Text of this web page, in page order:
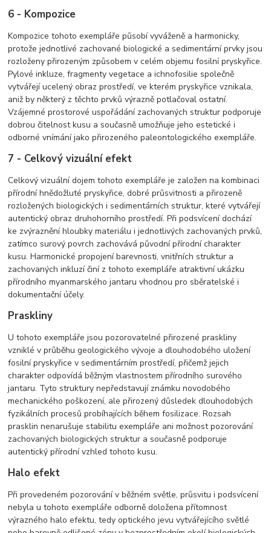
6 - Kompozice
Kompozice tohoto exempláře působí vyváženě a harmonicky,
protože jednotlivé zachované biologické a sedimentární prvky jsou
rozloženy přirozeným způsobem v celém objemu fosilní pryskyřice.
Pylové inkluze, fragmenty vegetace a ichnofosilie společně
vytvářejí ucelený obraz prostředí, ve kterém pryskyřice vznikala,
aniž by některý z těchto prvků výrazně potlačoval ostatní.
Vzájemné prostorové uspořádání zachovaných struktur podporuje
dobrou čitelnost kusu a současně umožňuje jeho estetické i
odborné vnímání jako přirozeného paleontologického exempláře.
7 - Celkový vizuální efekt
Celkový vizuální dojem tohoto exempláře je založen na kombinaci
přírodní hnědožluté pryskyřice, dobré průsvitnosti a přirozeně
rozložených biologických i sedimentárních struktur, které vytvářejí
autentický obraz druhohorního prostředí. Při podsvícení dochází
ke zvýraznění hloubky materiálu i jednotlivých zachovaných prvků,
zatímco surový povrch zachovává původní přírodní charakter
kusu. Harmonické propojení barevnosti, vnitřních struktur a
zachovaných inkluzí činí z tohoto exempláře atraktivní ukázku
přírodního myanmarského jantaru vhodnou pro sběratelské i
dokumentační účely.
Praskliny
U tohoto exempláře jsou pozorovatelné přirozené praskliny
vzniklé v průběhu geologického vývoje a dlouhodobého uložení
fosilní pryskyřice v sedimentárním prostředí, přičemž jejich
charakter odpovídá běžným vlastnostem přírodního surového
jantaru. Tyto struktury nepředstavují známku novodobého
mechanického poškození, ale přirozený důsledek dlouhodobých
fyzikálních procesů probíhajících během fosilizace. Rozsah
prasklin nenarušuje stabilitu exempláře ani možnost pozorování
zachovaných biologických struktur a současně podporuje
autentický přírodní vzhled tohoto kusu.
Halo efekt
Při provedeném pozorování v běžném světle, průsvitu i podsvícení
nebyla u tohoto exempláře odborně doložena přítomnost
výrazného halo efektu, tedy optického jevu vytvářejícího světlé